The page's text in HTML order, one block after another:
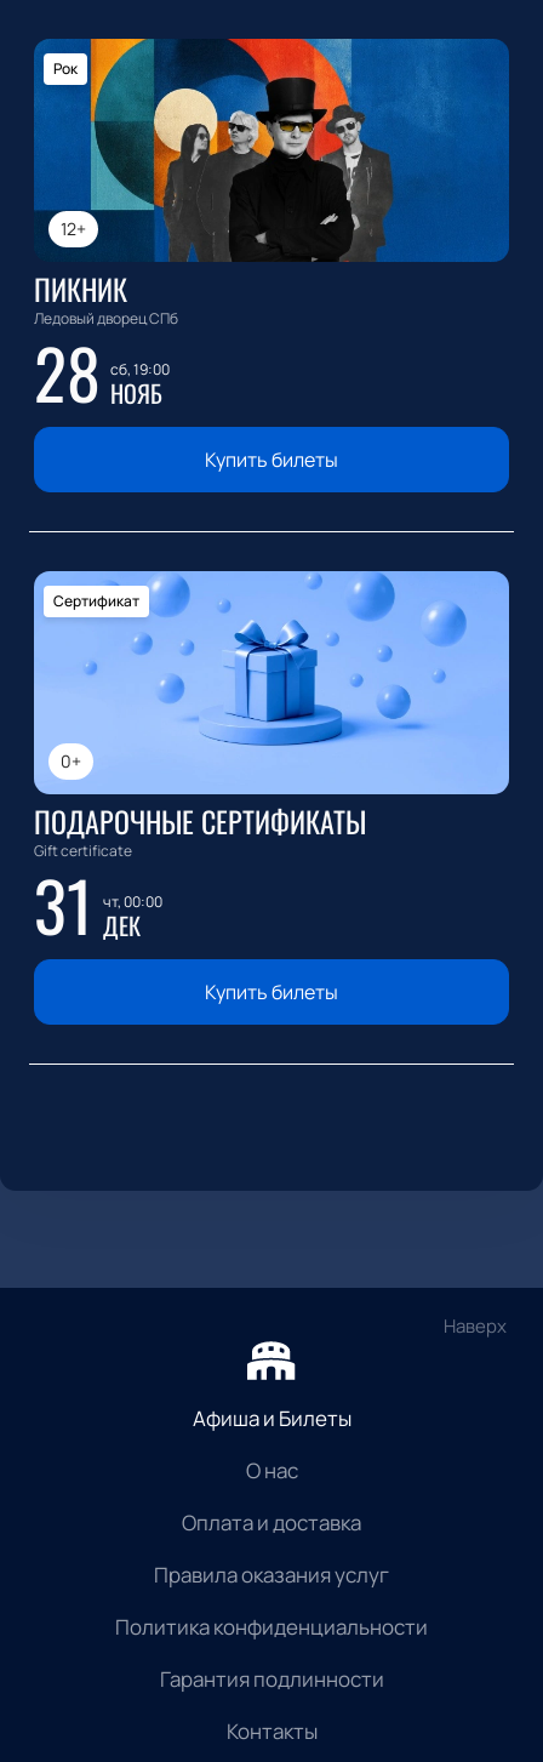
12+
Рок
ПИКНИК
Ледовый дворец СПб
28 сб, 19:00
НОЯБ
Купить билеты
0+
Сертификат
ПОДАРОЧНЫЕ СЕРТИФИКАТЫ
Gift certificate
31 чт, 00:00
ДЕК
Купить билеты
Наверх
Афиша и Билеты
О нас
Оплата и доставка
Правила оказания услуг
Политика конфиденциальности
Гарантия подлинности
Контакты